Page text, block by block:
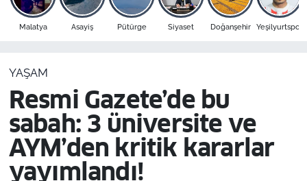
Malatya Asayiş Pütürge Siyaset Doğanşehir Yeşilyurtspor
YAŞAM
Resmi Gazete’de bu
sabah: 3 üniversite ve
AYM’den kritik kararlar
yayımlandı!
Bölge
Resmi İlanlar
Süper Lig Puan Durumu ve Fikstür
Son Dakika Haberleri
Haber Arşivi